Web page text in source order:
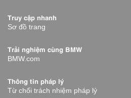
Truy cập nhanh
Sơ đồ trang
Trải nghiệm cùng BMW
BMW.com
Thông tin pháp lý
Từ chối trách nhiệm pháp lý